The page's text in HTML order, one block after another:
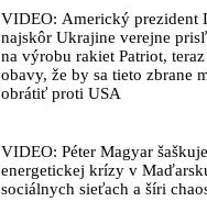
VIDEO: Americký prezident
najskôr Ukrajine verejne
na výrobu rakiet Patriot,
obavy, že by sa tieto zbrane
obrátiť proti USA
VIDEO: Péter Magyar
energetickej krízy v
sociálnych sieťach a šíri